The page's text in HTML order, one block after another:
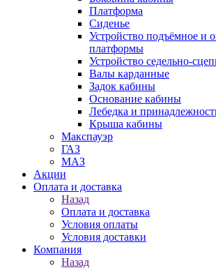
Платформа
Сиденье
Устройство подъёмное и
платформы
Устройство седельно-
Валы карданные
Задок кабины
Основание кабины
Лебедка и
Крыша кабины
Макспауэр
ГАЗ
МАЗ
Акции
Оплата и доставка
Назад
Оплата и доставка
Условия оплаты
Условия доставки
Компания
Назад